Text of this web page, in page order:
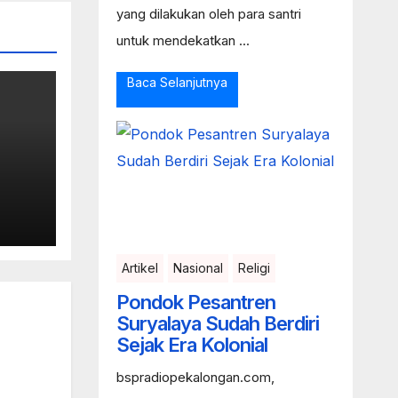
yang dilakukan oleh para santri
untuk mendekatkan ...
Baca Selanjutnya
Artikel Nasional Religi
Pondok Pesantren
Suryalaya Sudah Berdiri
Sejak Era Kolonial
bspradiopekalongan.com,